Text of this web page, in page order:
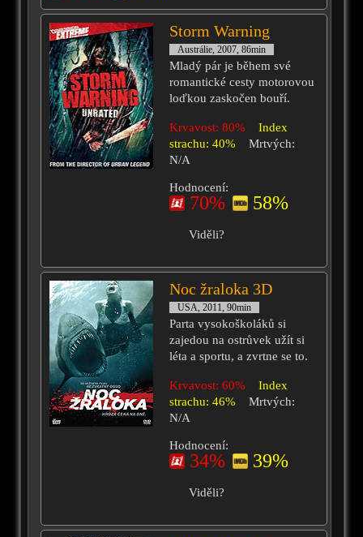
Storm Warning
Austrálie, 2007, 86min
Mladý pár je během své
romantické cesty motorovou
loďkou zaskočen bouří.
Krvavost: 80%
Index
strachu: 40%
Mrtvých:
N/A
Hodnocení:
70% 58%
Viděli?
Noc žraloka 3D
USA, 2011, 90min
Parta vysokoškoláků si
zajedou na ostrůvek užít si
léta a sportu, a zvrtne se to.
Krvavost: 60%
Index
strachu: 46%
Mrtvých:
N/A
Hodnocení:
34% 39%
Viděli?